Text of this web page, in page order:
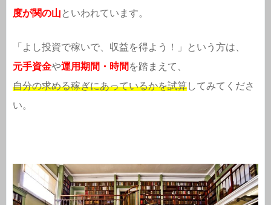
度が関の山 といわれています。
「よし投資で稼いで、収益を得よう！」という方は、
元手資金や運用期間・時間 を踏まえて、
自分の求める稼ぎにあっているかを試算してみてくださ
い。